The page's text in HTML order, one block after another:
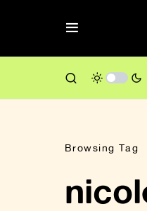
Browsing Tag